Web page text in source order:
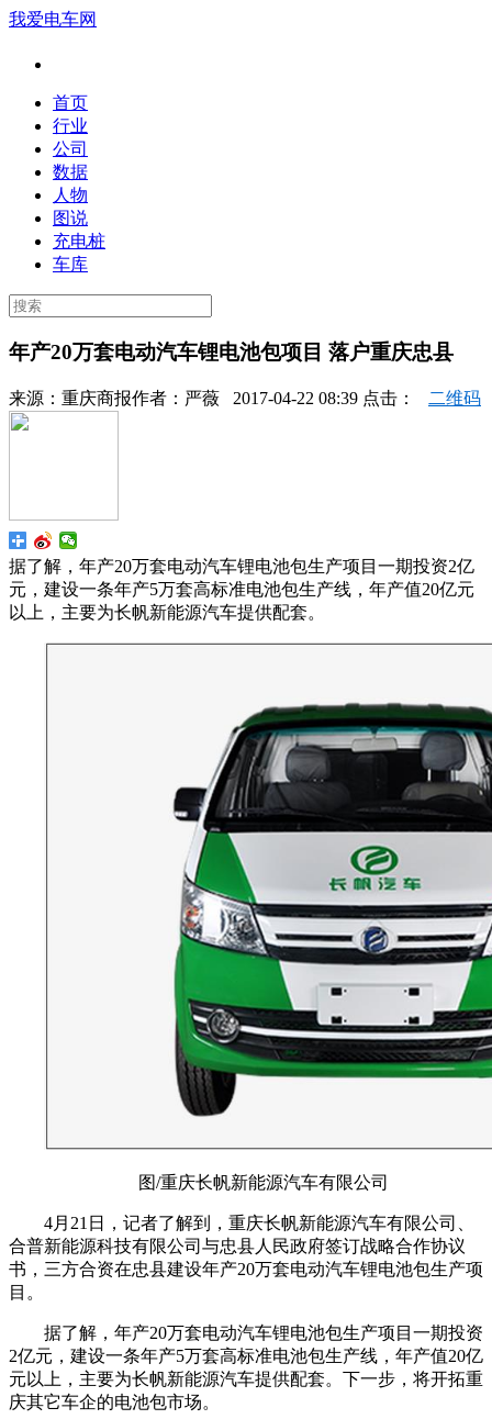
我爱电车网
首页
行业
公司
数据
人物
图说
充电桩
车库
年产20万套电动汽车锂电池包项目 落户重庆忠县
来源： 重庆商报作者： 严薇 2017-04-22 08:39 点击： 二维码
据了解，年产20万套电动汽车锂电池包生产项目一期投资2亿
元，建设一条年产5万套高标准电池包生产线，年产值20亿元
以上，主要为长帆新能源汽车提供配套。
图/重庆长帆新能源汽车有限公司
4月21日，记者了解到，重庆长帆新能源汽车有限公司、
合普新能源科技有限公司与忠县人民政府签订战略合作协议
书，三方合资在忠县建设年产20万套电动汽车锂电池包生产项
目。
据了解，年产20万套电动汽车锂电池包生产项目一期投资
2亿元，建设一条年产5万套高标准电池包生产线，年产值20亿
元以上，主要为长帆新能源汽车提供配套。下一步，将开拓重
庆其它车企的电池包市场。